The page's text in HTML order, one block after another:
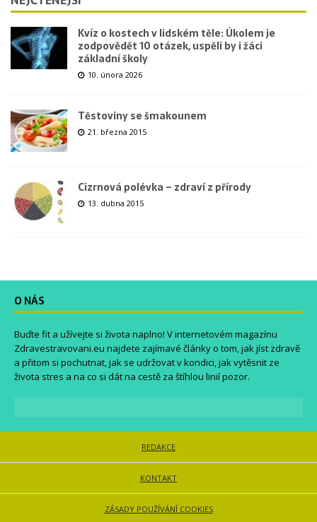
Kvíz o kostech v lidském těle: Úkolem je
zodpovědět 10 otázek, uspěli by i žáci
základní školy
10. února 2026
Těstoviny se šmakounem
21. března 2015
Cizrnová polévka – zdraví z přírody
13. dubna 2015
O NÁS
Buďte fit a užívejte si života naplno! V internetovém magazínu
Zdravestravovani.eu najdete zajímavé články o tom, jak jíst zdravě
a přitom si pochutnat, jak se udržovat v kondici, jak vytěsnit ze
života stres a na co si dát na cestě za štíhlou linií pozor.
REDAKCE
KONTAKT
ZÁSADY POUŽÍVÁNÍ COOKIES